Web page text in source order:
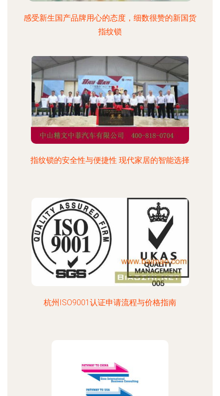
感受新生国产品牌用心的态度，细数很赞的新国货
指纹锁
指纹锁的安全性与便捷性 现代家居的智能选择
杭州ISO9001认证申请流程与价格指南